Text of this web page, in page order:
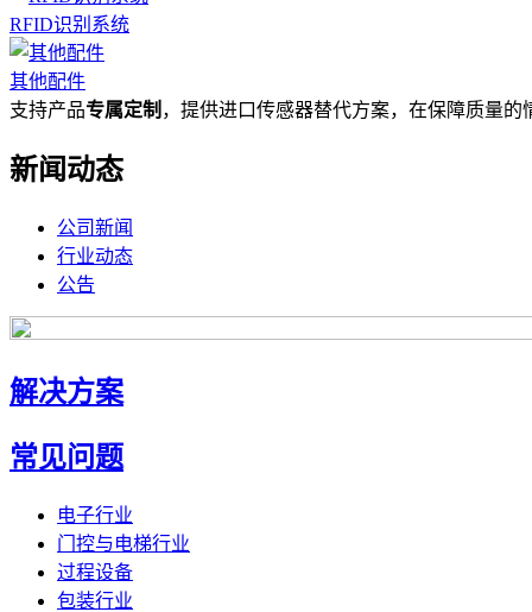
RFID识别系统
其他配件
支持产品专属定制 ，提供进口传感器替代方案，在保障质量
新闻动态
公司新闻
行业动态
公告
解决方案
常见问题
电子行业
门控与电梯行业
过程设备
包装行业